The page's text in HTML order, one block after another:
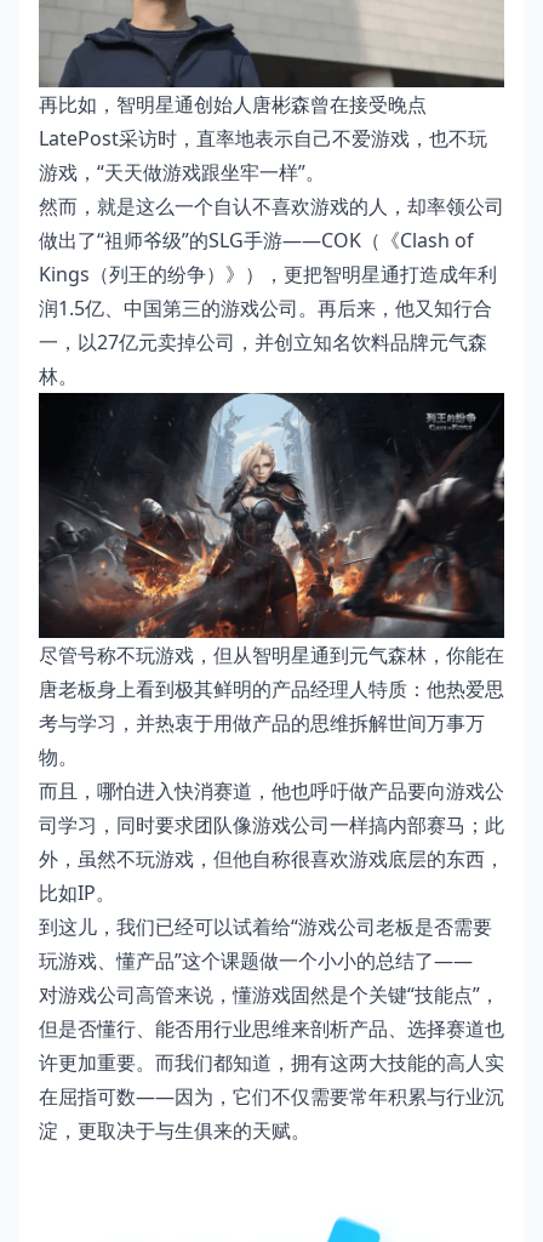
再比如，智明星通创始人唐彬森曾在接受晚点
LatePost采访时，直率地表示自己不爱游戏，也不玩
游戏，“天天做游戏跟坐牢一样”。
然而，就是这么一个自认不喜欢游戏的人，却率领公司
做出了“祖师爷级”的SLG手游——COK（《Clash of
Kings（列王的纷争）》），更把智明星通打造成年利
润1.5亿、中国第三的游戏公司。再后来，他又知行合
一，以27亿元卖掉公司，并创立知名饮料品牌元气森
林。
尽管号称不玩游戏，但从智明星通到元气森林，你能在
唐老板身上看到极其鲜明的产品经理人特质：他热爱思
考与学习，并热衷于用做产品的思维拆解世间万事万
物。
而且，哪怕进入快消赛道，他也呼吁做产品要向游戏公
司学习，同时要求团队像游戏公司一样搞内部赛马；此
外，虽然不玩游戏，但他自称很喜欢游戏底层的东西，
比如IP。
到这儿，我们已经可以试着给“游戏公司老板是否需要
玩游戏、懂产品”这个课题做一个小小的总结了——
对游戏公司高管来说，懂游戏固然是个关键“技能点”，
但是否懂行、能否用行业思维来剖析产品、选择赛道也
许更加重要。而我们都知道，拥有这两大技能的高人实
在屈指可数——因为，它们不仅需要常年积累与行业沉
淀，更取决于与生俱来的天赋。